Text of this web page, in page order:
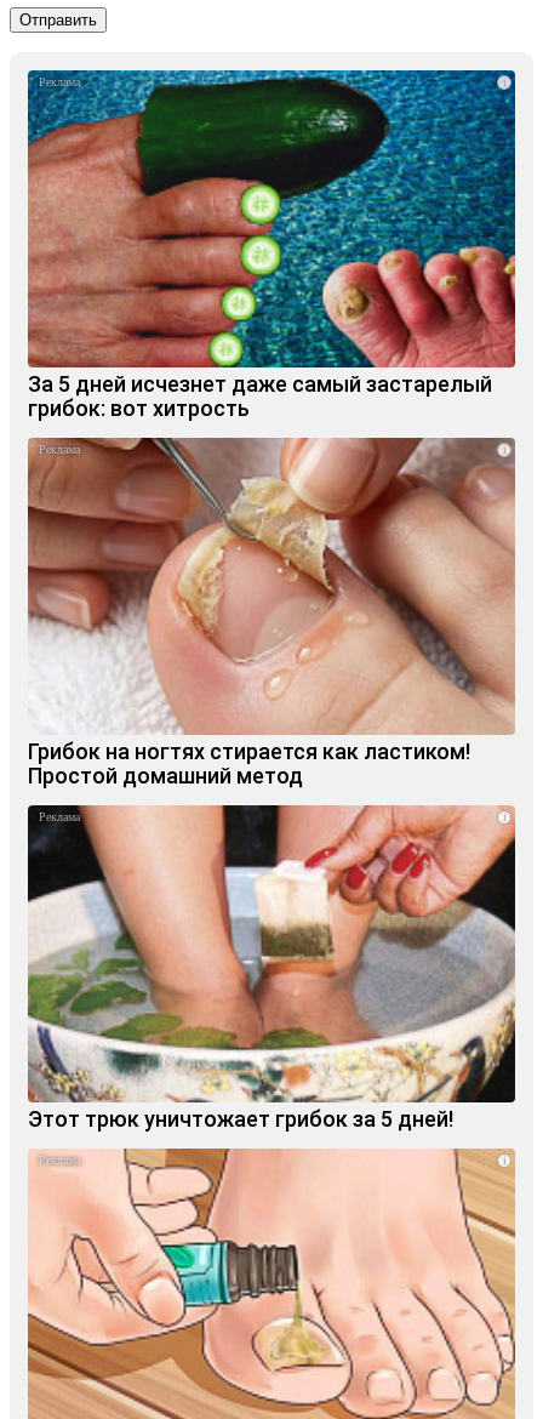
i
За 5 дней исчезнет даже самый застарелый
грибок: вот хитрость
i
Грибок на ногтях стирается как ластиком!
Простой домашний метод
i
Этот трюк уничтожает грибок за 5 дней!
i